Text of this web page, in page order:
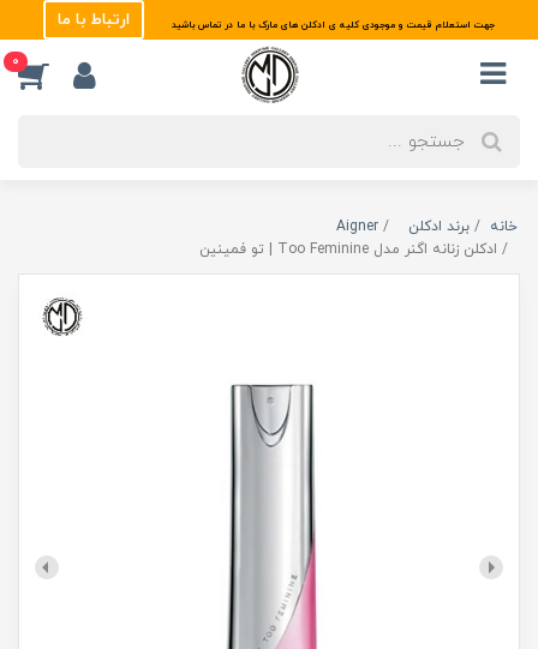
جهت استعلام قیمت و موجودی کلیه ی ادکلن های مارک با ما در تماس باشید ارتباط با ما
0
خانه برند ادکلن
Aigner
ادکلن زنانه اگنر مدل Too Feminine | تو فمینین